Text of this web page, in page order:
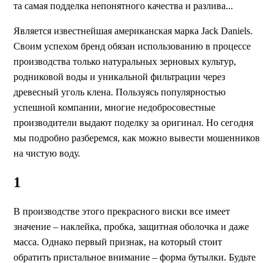
та самая подделка непонятного качества и разлива...
Является известнейшая американская марка Jack Daniels.
Своим успехом бренд обязан использованию в процессе
производства только натуральных зерновых культур,
родниковой воды и уникальной фильтрации через
древесный уголь клена. Пользуясь популярностью
успешной компании, многие недобросовестные
производители выдают поделку за оригинал. Но сегодня
мы подробно разберемся, как можно вывести мошенников
на чистую воду.
1
В производстве этого прекрасного виски все имеет
значение – наклейка, пробка, защитная оболочка и даже
масса. Однако первый признак, на который стоит
обратить пристальное внимание – форма бутылки. Будьте